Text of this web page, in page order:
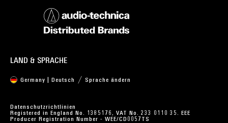
LAND & SPRACHE
Germany | Deutsch Sprache ändern
Datenschutzrichtlinien
Registered in England No. 1385176, VAT No. 233 0110 35. EEE
Producer Registration Number - WEE/CD0057TS